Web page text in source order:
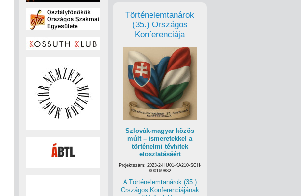
Történelemtanárok
(35.) Országos
Konferenciája
Szlovák-magyar közös
múlt – ismeretekkel a
történelmi tévhitek
eloszlatásáért
Projektszám: 2023-2-HU01-KA210-SCH-
000169882
A Történelemtanárok (35.)
Országos Konferenciájának